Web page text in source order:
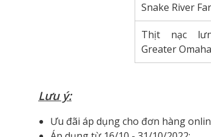
Snake River
Thịt nạc
Greater Omaha
Lưu ý:
Ưu đãi áp dụng cho đơn hàng